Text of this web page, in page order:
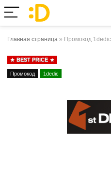
Главная страница » Промокод
BEST PRICE
Промокод 1dedic